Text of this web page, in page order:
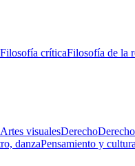
Filosofía críticaFilosofía de la
Artes visualesDerecho
danzaPensamiento y cultura